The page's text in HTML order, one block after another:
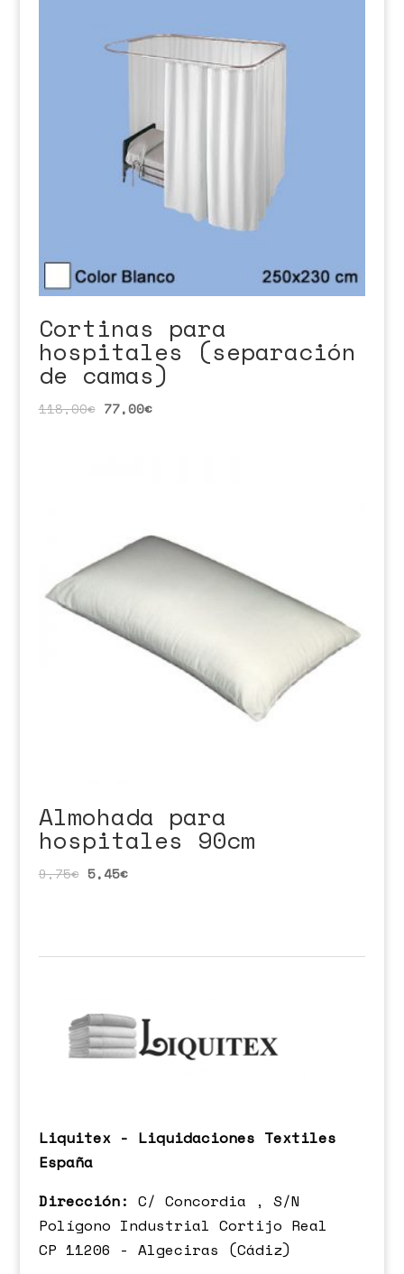
Cortinas para
hospitales (separación
de camas)
118,00€ 77,00€
Almohada para
hospitales 90cm
9,75€ 5,45€
Liquitex - Liquidaciones Textiles
España
Dirección: C/ Concordia , S/N
Polígono Industrial Cortijo Real
CP 11206 - Algeciras (Cádiz)